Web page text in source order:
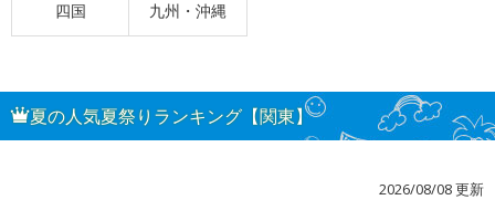
四国 九州・沖縄
夏の人気夏祭りランキング【関東】
2026/08/08 更新